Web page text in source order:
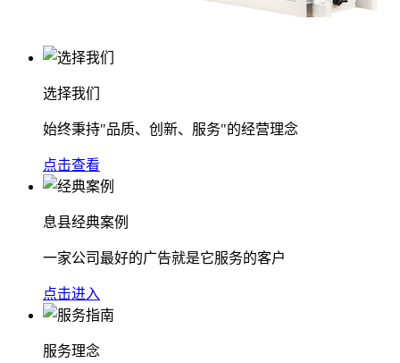
选择我们
始终秉持"品质、创新、服务"的经营理念
点击查看
息县经典案例
一家公司最好的广告就是它服务的客户
点击进入
服务理念